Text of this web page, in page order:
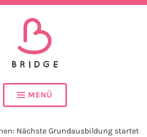
GOLMS – THETA
– SPIRITUELLE
&
MENÜ